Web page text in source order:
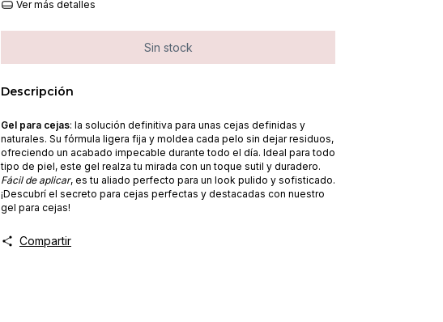
Ver más detalles
Descripción
Gel para cejas: la solución definitiva para unas cejas definidas y
naturales. Su fórmula ligera fija y moldea cada pelo sin dejar residuos,
ofreciendo un acabado impecable durante todo el día. Ideal para todo
tipo de piel, este gel realza tu mirada con un toque sutil y duradero.
Fácil de aplicar, es tu aliado perfecto para un look pulido y sofisticado.
¡Descubrí el secreto para cejas perfectas y destacadas con nuestro
gel para cejas!
Compartir